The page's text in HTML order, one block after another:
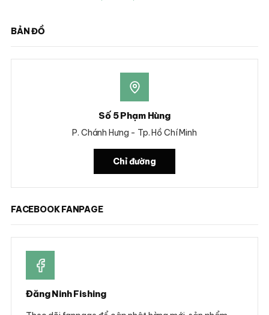
BẢN ĐỒ
Số 5 Phạm Hùng
P. Chánh Hưng - Tp. Hồ Chí Minh
Chỉ đường
FACEBOOK FANPAGE
Đăng Ninh Fishing